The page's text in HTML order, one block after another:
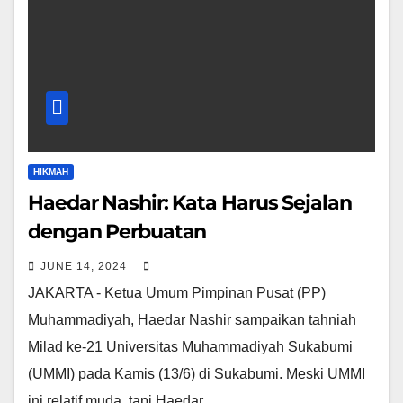
HIKMAH
Haedar Nashir: Kata Harus Sejalan
dengan Perbuatan
JUNE 14, 2024
JAKARTA - Ketua Umum Pimpinan Pusat (PP)
Muhammadiyah, Haedar Nashir sampaikan tahniah
Milad ke-21 Universitas Muhammadiyah Sukabumi
(UMMI) pada Kamis (13/6) di Sukabumi. Meski UMMI